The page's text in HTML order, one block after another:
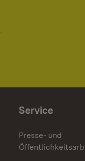
Service
Presse- und